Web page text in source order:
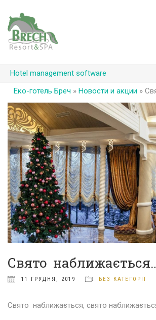
Hotel management software
Еко-готель Бреч » Новости и акции »
Свято
11 ГРУДНЯ, 2019 БЕЗ КАТЕГОРІЇ
Свято наближається, свято